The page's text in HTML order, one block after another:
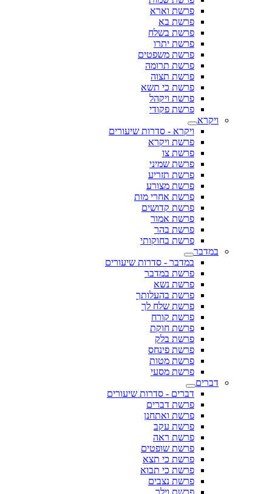
פרשת וארא
פרשת בא
פרשת בשלח
פרשת יתרו
פרשת משפטים
פרשת תרומה
פרשת תצוה
פרשת כי תשא
פרשת ויקהל
פרשת פקודי
ויקרא
ויקרא - סדרות שיעורים
פרשת ויקרא
פרשת צו
פרשת שמיני
פרשת תזריע
פרשת מצורע
פרשת אחרי מות
פרשת קדושים
פרשת אמור
פרשת בהר
פרשת בחוקותי
במדבר
במדבר - סדרות שיעורים
פרשת במדבר
פרשת נשא
פרשת בהעלותך
פרשת שלח לך
פרשת קורח
פרשת חוקת
פרשת בלק
פרשת פינחס
פרשת מטות
פרשת מסעי
דברים
דברים - סדרות שיעורים
פרשת דברים
פרשת ואתחנן
פרשת עקב
פרשת ראה
פרשת שופטים
פרשת כי תצא
פרשת כי תבוא
פרשת נצבים